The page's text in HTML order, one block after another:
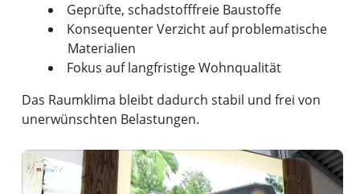
Geprüfte, schadstofffreie Baustoffe
Konsequenter Verzicht auf problematische
Materialien
Fokus auf langfristige Wohnqualität
Das Raumklima bleibt dadurch stabil und frei von
unerwünschten Belastungen.